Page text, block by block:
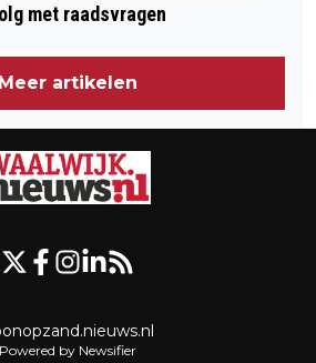
met raadsvragen
Meer artikelen
Powered by Newsifier